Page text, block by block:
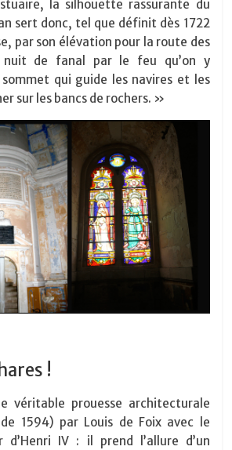
la silhouette rassurante du
sert donc, tel que définit dès 1722
par son élévation pour la route des
nuit de fanal par le feu qu’on y
qui guide les navires et les
sur les bancs de rochers. »
!
véritable prouesse architecturale
1594) par Louis de Foix avec le
d’Henri IV : il prend l’allure d’un